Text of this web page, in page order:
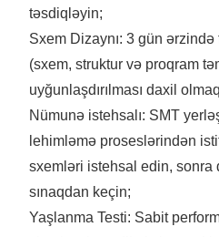
təsdiqləyin;
Sxem Dizaynı: 3 gün
(sxem, struktur və proqram
uyğunlaşdırılması daxil
Nümunə istehsalı: SMT
lehimləmə proseslərindən
sxemləri istehsal edin, sonra
sınaqdan keçin;
Yaşlanma Testi: Sabit